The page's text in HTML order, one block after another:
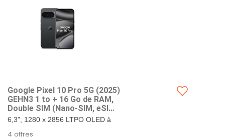
Google Pixel ​10 Pro 5G (202​5)
GEHN3 1 to + 16 Go de RAM,
Double SIM (Nano-SIM, eSIM),
Android 1​6 Smartphone
débloqué en Usine –
6,3", 1280 x 2856 LTPO OLED à
4 offres